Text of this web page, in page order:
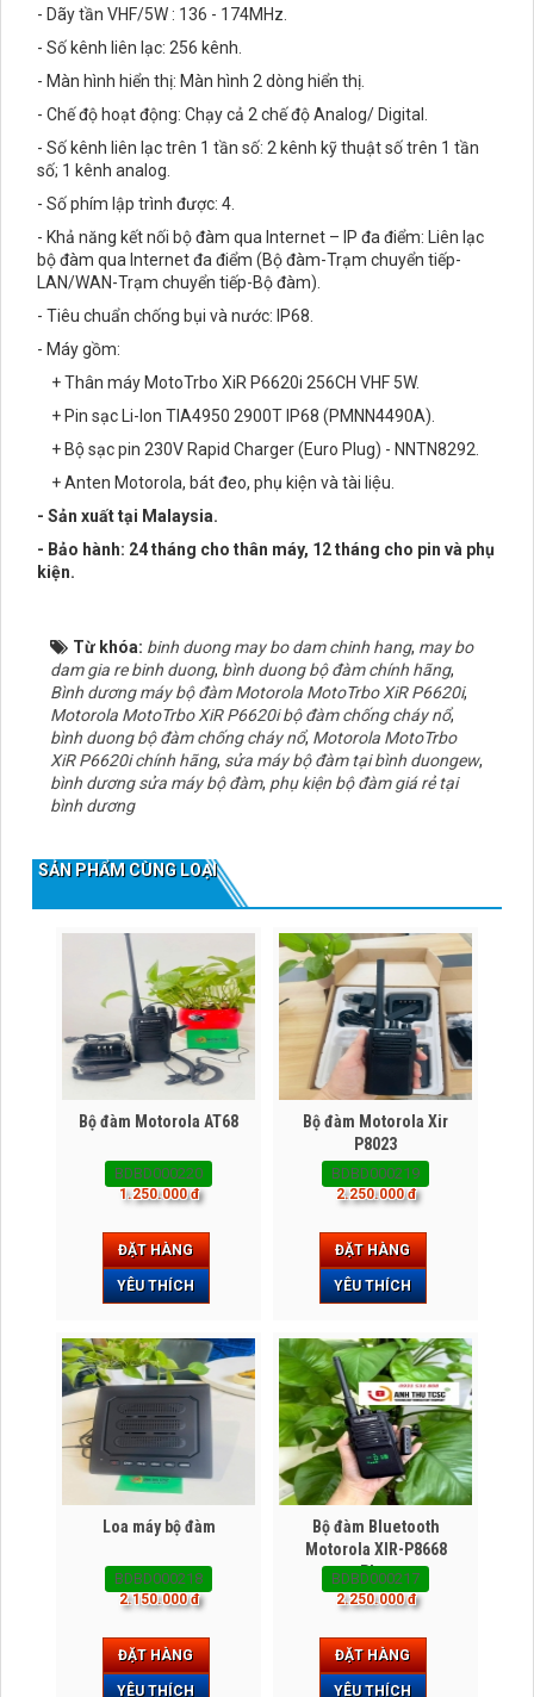
- Dãy tần VHF/5W : 136 - 174MHz.
- Số kênh liên lạc: 256 kênh.
- Màn hình hiển thị: Màn hình 2 dòng hiển thị.
- Chế độ hoạt động: Chạy cả 2 chế độ Analog/ Digital.
- Số kênh liên lạc trên 1 tần số: 2 kênh kỹ thuật số trên 1 tần
số; 1 kênh analog.
- Số phím lập trình được: 4.
- Khả năng kết nối bộ đàm qua Internet – IP đa điểm: Liên lạc
bộ đàm qua Internet đa điểm (Bộ đàm-Trạm chuyển tiếp-
LAN/WAN-Trạm chuyển tiếp-Bộ đàm).
- Tiêu chuẩn chống bụi và nước: IP68.
- Máy gồm:
+ Thân máy MotoTrbo XiR P6620i 256CH VHF 5W.
+ Pin sạc Li-Ion TIA4950 2900T IP68 (PMNN4490A).
+ Bộ sạc pin 230V Rapid Charger (Euro Plug) - NNTN8292.
+ Anten Motorola, bát đeo, phụ kiện và tài liệu.
- Sản xuất tại Malaysia.
- Bảo hành: 24 tháng cho thân máy, 12 tháng cho pin và phụ
kiện.
Từ khóa: binh duong may bo dam chinh hang, may bo
dam gia re binh duong, bình duong bộ đàm chính hãng,
Bình dương máy bộ đàm Motorola MotoTrbo XiR P6620i,
Motorola MotoTrbo XiR P6620i bộ đàm chống cháy nổ,
bình duong bộ đàm chống cháy nổ, Motorola MotoTrbo
XiR P6620i chính hãng, sửa máy bộ đàm tại bình duongew,
bình dương sửa máy bộ đàm, phụ kiện bộ đàm giá rẻ tại
bình dương
SẢN PHẨM CÙNG LOẠI
Bộ đàm Motorola AT68
BDBD000220
1.250.000 đ
ĐẶT HÀNG
YÊU THÍCH
Bộ đàm Motorola Xir
P8023
BDBD000219
2.250.000 đ
ĐẶT HÀNG
YÊU THÍCH
Loa máy bộ đàm
BDBD000218
2.150.000 đ
ĐẶT HÀNG
YÊU THÍCH
Bộ đàm Bluetooth
Motorola XIR-P8668
Plus
BDBD000217
2.250.000 đ
ĐẶT HÀNG
YÊU THÍCH